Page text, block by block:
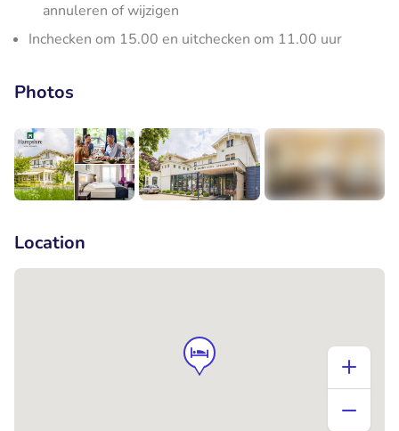
annuleren of wijzigen
Inchecken om 15.00 en uitchecken om 11.00 uur
Photos
Location